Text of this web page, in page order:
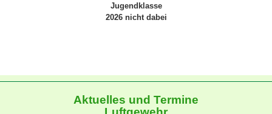
Jugendklasse
2026 nicht dabei
Aktuelles und Termine